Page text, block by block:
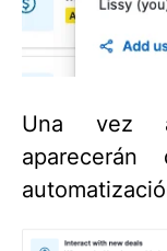
Una vez